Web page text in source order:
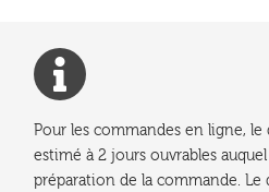
Pour les commandes en ligne, le
estimé à 2 jours ouvrables
préparation de la commande. Le